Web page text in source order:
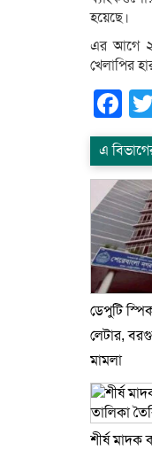
হয়েছে।
এর আগে
খেলাপির
এ
ডেপুটি
লেটার,
মামলা
শীর্ষ মাদক